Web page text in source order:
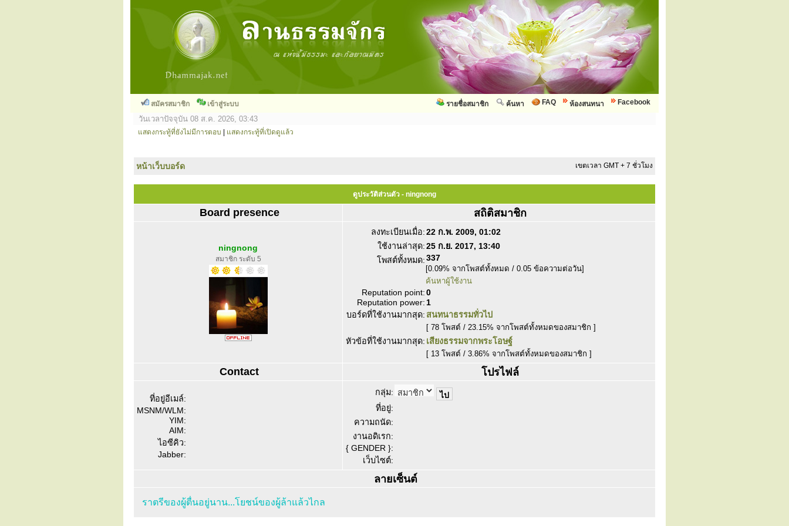
สมัครสมาชิก เข้าสู่ระบบ Facebook
ห้องสนทนา
FAQ
ค้นหา
รายชื่อสมาชิก
วันเวลาปัจจุบัน 08 ส.ค. 2026, 03:43
แสดงกระทู้ที่ยังไม่มีการตอบ แสดงกระทู้ที่เปิดดูแล้ว
หน้าเว็บบอร์ด เขตเวลา GMT + 7 ชั่วโมง
ดูประวัติส่วนตัว - ningnong
Board presence สถิติสมาชิก
ningnong
สมาชิก ระดับ 5
ลงทะเบียนเมื่อ:22 ก.พ. 2009, 01:02
ใช้งานล่าสุด:25 ก.ย. 2017, 13:40
โพสต์ทั้งหมด:337
[0.09% จากโพสต์ทั้งหมด / 0.05 ข้อความต่อวัน]
ค้นหาผู้ใช้งาน
Reputation point:0
Reputation power: 1
บอร์ดที่ใช้งานมากสุด: สนทนาธรรมทั่วไป
[ 78 โพสต์ / 23.15% จากโพสต์ทั้งหมดของสมาชิก ]
หัวข้อที่ใช้งานมากสุด: เสียงธรรมจากพระโอษฐ์
[ 13 โพสต์ / 3.86% จากโพสต์ทั้งหมดของสมาชิก ]
Contact โปรไฟล์
ที่อยู่อีเมล์:
MSNM/WLM:
YIM:
AIM:
ไอซีคิว:
Jabber:
กลุ่ม:
ที่อยู่:
ความถนัด:
งานอดิเรก:
{ GENDER }:
เว็บไซต์:
ลายเซ็นต์
ราตรีของผู้ตื่นอยู่นาน...โยชน์ของผู้ล้าแล้วไกล